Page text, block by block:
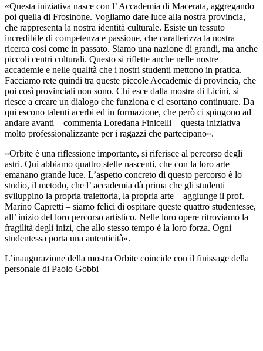
«Questa iniziativa nasce con l’ Accademia di Macerata, aggregando
poi quella di Frosinone. Vogliamo dare luce alla nostra provincia,
che rappresenta la nostra identità culturale. Esiste un tessuto
incredibile di competenza e passione, che caratterizza la nostra
ricerca così come in passato. Siamo una nazione di grandi, ma anche
piccoli centri culturali. Questo si riflette anche nelle nostre
accademie e nelle qualità che i nostri studenti mettono in pratica.
Facciamo rete quindi tra queste piccole Accademie di provincia, che
poi così provinciali non sono. Chi esce dalla mostra di Licini, si
riesce a creare un dialogo che funziona e ci esortano continuare. Da
qui escono talenti acerbi ed in formazione, che però ci spingono ad
andare avanti – commenta Loredana Finicelli – questa iniziativa
molto professionalizzante per i ragazzi che partecipano».
«Orbite è una riflessione importante, si riferisce al percorso degli
astri. Qui abbiamo quattro stelle nascenti, che con la loro arte
emanano grande luce. L’aspetto concreto di questo percorso è lo
studio, il metodo, che l’ accademia dà prima che gli studenti
sviluppino la propria traiettoria, la propria arte – aggiunge il prof.
Marino Capretti – siamo felici di ospitare queste quattro studentesse,
all’ inizio del loro percorso artistico. Nelle loro opere ritroviamo la
fragilità degli inizi, che allo stesso tempo è la loro forza. Ogni
studentessa porta una autenticità».
L’inaugurazione della mostra Orbite coincide con il finissage della
personale di Paolo Gobbi